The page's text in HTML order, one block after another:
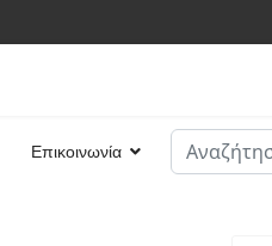
Επικοινωνία
Αναζήτηση